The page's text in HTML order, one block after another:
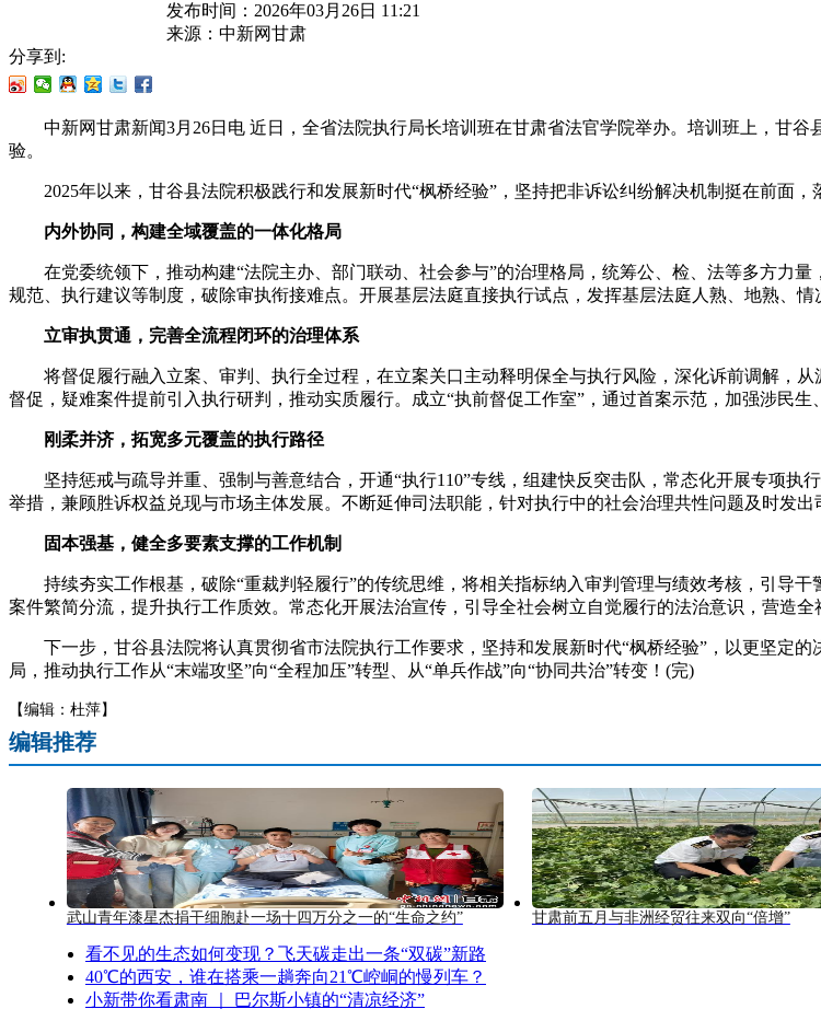
发布时间： 2026年03月26日 11:21
来源： 中新网甘肃
分享到:
中新网甘肃新闻3月26日电 近日，全省法院执行局长培训班在甘肃省法官学院举办。培训班上，甘谷
验。
2025年以来，甘谷县法院积极践行和发展新时代“枫桥经验”，坚持把非诉讼纠纷解决机制挺在前面，
内外协同，构建全域覆盖的一体化格局
在党委统领下，推动构建“法院主办、部门联动、社会参与”的治理格局，统筹公、检、法等多方力量
规范、执行建议等制度，破除审执衔接难点。开展基层法庭直接执行试点，发挥基层法庭人熟、地熟、情
立审执贯通，完善全流程闭环的治理体系
将督促履行融入立案、审判、执行全过程，在立案关口主动释明保全与执行风险，深化诉前调解，从
督促，疑难案件提前引入执行研判，推动实质履行。成立“执前督促工作室”，通过首案示范，加强涉民生
刚柔并济，拓宽多元覆盖的执行路径
坚持惩戒与疏导并重、强制与善意结合，开通“执行110”专线，组建快反突击队，常态化开展专项执
举措，兼顾胜诉权益兑现与市场主体发展。不断延伸司法职能，针对执行中的社会治理共性问题及时发
固本强基，健全多要素支撑的工作机制
持续夯实工作根基，破除“重裁判轻履行”的传统思维，将相关指标纳入审判管理与绩效考核，引导干
案件繁简分流，提升执行工作质效。常态化开展法治宣传，引导全社会树立自觉履行的法治意识，营造
下一步，甘谷县法院将认真贯彻省市法院执行工作要求，坚持和发展新时代“枫桥经验”，以更坚定的
局，推动执行工作从“末端攻坚”向“全程加压”转型、从“单兵作战”向“协同共治”转变！(完)
【编辑：杜萍】
编辑推荐
武山青年漆星杰捐干细胞赴一场十四万分之一的“生命之约” 甘肃前五月与非洲经贸往来双向“倍增”
看不见的生态如何变现？飞天碳走出一条“双碳”新路
40℃的西安，谁在搭乘一趟奔向21℃崆峒的慢列车？
小新带你看肃南 ｜ 巴尔斯小镇的“清凉经济”